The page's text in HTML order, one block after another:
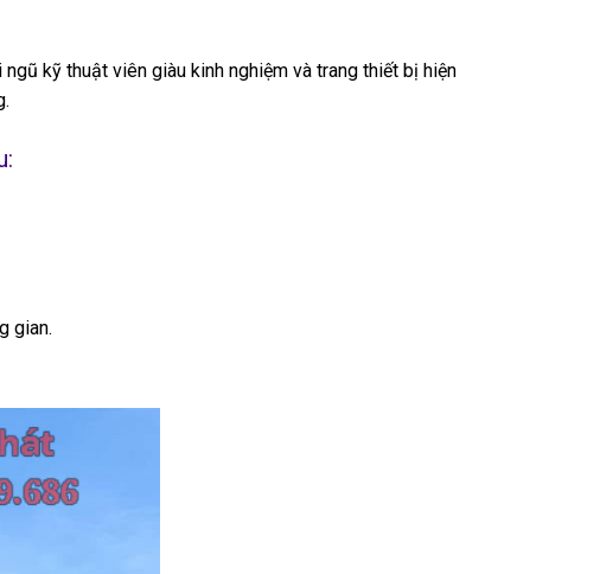
kỹ thuật viên giàu kinh nghiệm và trang thiết bị hiện
gian.